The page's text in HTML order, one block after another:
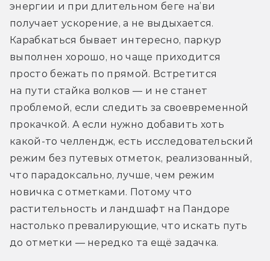
энергии и при длительном беге на’ви
получает ускорение, а не выдыхается.
Карабкаться бывает интересно, паркур
выполнен хорошо, но чаще приходится
просто бежать по прямой. Встретится
на пути стайка волков — и не станет
проблемой, если следить за своевременной
прокачкой. А если нужно добавить хоть
какой-то челлендж, есть исследовательский
режим без путевых отметок, реализованный,
что парадоксально, лучше, чем режим
новичка с отметками. Потому что
растительность и ландшафт на Пандоре
настолько превалирующие, что искать путь
до отметки — нередко та ещё задачка.